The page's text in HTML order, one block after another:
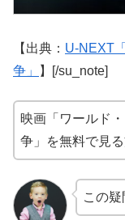
【出典： U-NEXT
争」
】[/su_note]
映画「ワールド
争」を無料で見
この疑